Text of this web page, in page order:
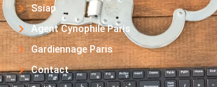
Ssiap
Agent Cynophile Paris
Gardiennage Paris
Contact